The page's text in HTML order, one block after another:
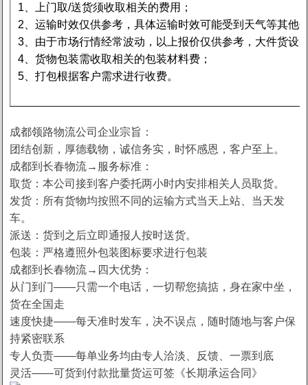
1、上门取/送货须收取相关的费用；
2、运输时效仅供参考，具体运输时效可能受到天气等其他
3、由于市场行情经常波动，以上报价仅供参考，大件货设
4、货物包装需收取相关的包装材料费；
5、打包根据客户需求进行收费。
成都领路物流公司企业宗旨：
团结创新，厚德载物，诚信务实，时怀感恩，客户至上。
成都到长春物流→服务标准：
取货：本公司接到客户委托两小时内安排相关人员取货。
发货：所有货物均按照不同的运输方式当天上站、当天发
车。
派送：货到之后立即通报人按时送货。
包装：严格遵照外包装图标要求进行包装
成都到长春物流→四大优势：
从门到门——只需一个电话，一切帮您搞掂，身在家中坐，
货在全国走
速度快捷——每天准时发车，决不误点，随时随地与客户保
持紧密联系
专人负责——每单业务均由专人洽淡、反馈、一票到底
灵活——可货到付款批量货运可签《长期承运合同》